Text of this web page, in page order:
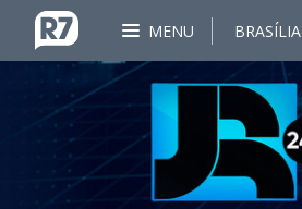
MENU BRASÍLIA